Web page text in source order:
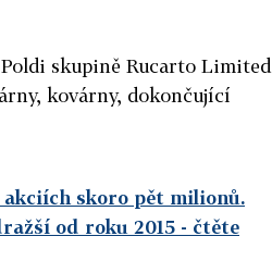
skupině Rucarto Limited
kovárny, dokončující
akciích skoro pět milionů.
od roku 2015 - čtěte